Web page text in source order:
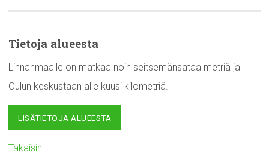
Tietoja alueesta
Linnanmaalle on matkaa noin seitsemänsataa metriä ja
Oulun keskustaan alle kuusi kilometriä.
LISÄTIETOJA ALUEESTA
Takaisin